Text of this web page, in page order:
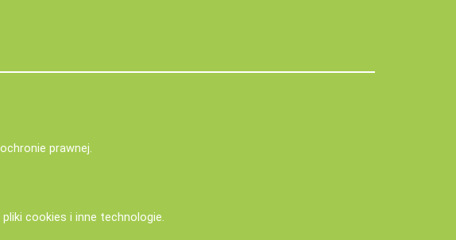
prawnej.
pliki cookies i inne technologie.